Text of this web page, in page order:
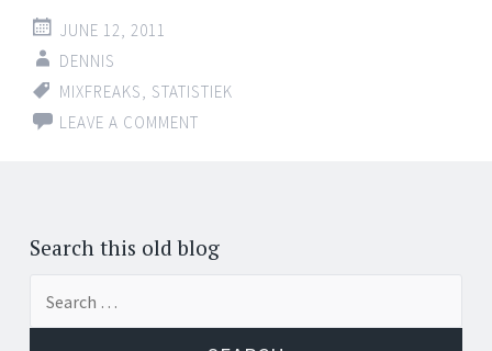
JUNE 12, 2011
DENNIS
MIXFREAKS, STATISTIEK
LEAVE A COMMENT
Search this old blog